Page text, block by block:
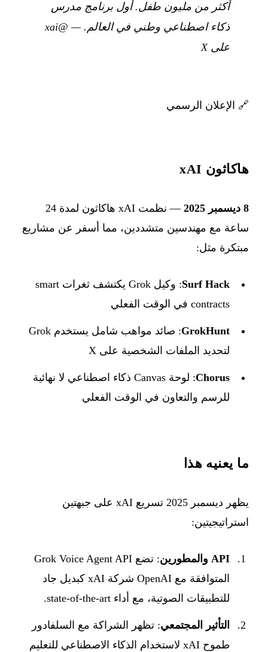
أكثر من مليون طفل. أول برنامج مدرس
ذكاء اصطناعي وطني في العالم. —
@xai
على X
🔗 الإعلان الرسمي
هاكاثون xAI
8 ديسمبر 2025
— نظمت xAI هاكاثون لمدة 24
ساعة مع مهندسين متشددين، مما أسفر عن مشاريع
مبتكرة مثل:
Surf Hack
: وكيل Grok يكتشف ثغرات smart
contracts في الوقت الفعلي
GrokHunt
: صائد مواهب شامل يستخدم Grok
لتحديد الملفات الشخصية على X
Chorus
: لوحة Canvas ذكاء اصطناعي لا نهائية
للرسم والتعاون في الوقت الفعلي
ما يعنيه هذا
يظهر ديسمبر 2025 تسريع xAI على جبهتين
استراتيجيتين:
API والمطورين
: تضع Grok Voice Agent API
المتوافقة مع OpenAI شركة xAI كبديل جاد
للتطبيقات الصوتية، مع أداء state-of-the-art.
التأثير المجتمعي: تظهر الشراكة مع السلفادور
طموح xAI لاستخدام الذكاء الاصطناعي للتعليم